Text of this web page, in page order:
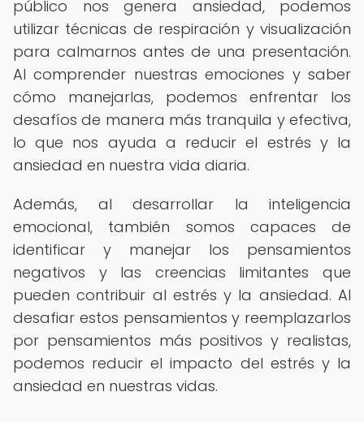
público nos genera ansiedad, podemos
utilizar técnicas de respiración y visualización
para calmarnos antes de una presentación.
Al comprender nuestras emociones y saber
cómo manejarlas, podemos enfrentar los
desafíos de manera más tranquila y efectiva,
lo que nos ayuda a reducir el estrés y la
ansiedad en nuestra vida diaria.
Además, al desarrollar la inteligencia
emocional, también somos capaces de
identificar y manejar los pensamientos
negativos y las creencias limitantes que
pueden contribuir al estrés y la ansiedad. Al
desafiar estos pensamientos y reemplazarlos
por pensamientos más positivos y realistas,
podemos reducir el impacto del estrés y la
ansiedad en nuestras vidas.